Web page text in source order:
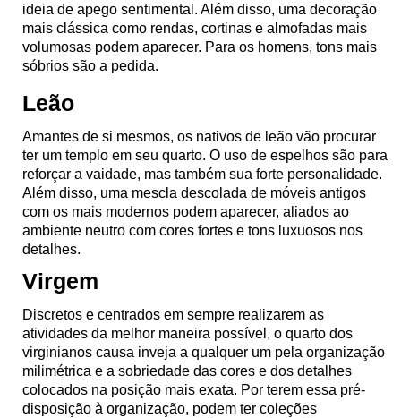
ideia de apego sentimental. Além disso, uma decoração
mais clássica como rendas, cortinas e almofadas mais
volumosas podem aparecer. Para os homens, tons mais
sóbrios são a pedida.
Leão
Amantes de si mesmos, os nativos de leão vão procurar
ter um templo em seu quarto. O uso de espelhos são para
reforçar a vaidade, mas também sua forte personalidade.
Além disso, uma mescla descolada de móveis antigos
com os mais modernos podem aparecer, aliados ao
ambiente neutro com cores fortes e tons luxuosos nos
detalhes.
Virgem
Discretos e centrados em sempre realizarem as
atividades da melhor maneira possível, o quarto dos
virginianos causa inveja a qualquer um pela organização
milimétrica e a sobriedade das cores e dos detalhes
colocados na posição mais exata. Por terem essa pré-
disposição à organização, podem ter coleções